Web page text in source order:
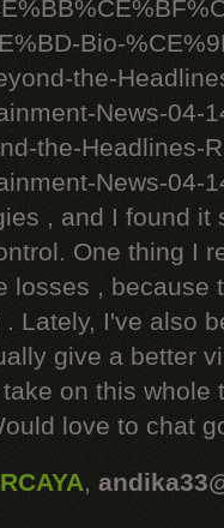
Bio-
the-
News-04-
the-Headlines-
News-04-
, and I found it
One thing I
losses , because
Lately, I've also
give a better
on this whole
love to chat
,